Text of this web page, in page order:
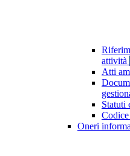
attività
Atti
Statuti
Oneri